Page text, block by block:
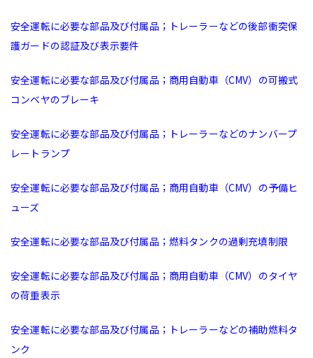
安全運転に必要な部品及び付属品；トレーラーなどの後部衝突保
護ガードの認証及び表示要件
安全運転に必要な部品及び付属品；商用自動車（CMV）の可搬式
コンベヤのブレーキ
安全運転に必要な部品及び付属品；トレーラーなどのナンバープ
レートランプ
安全運転に必要な部品及び付属品；商用自動車（CMV）の予備ヒ
ューズ
安全運転に必要な部品及び付属品；燃料タンクの過剰充填制限
安全運転に必要な部品及び付属品；商用自動車（CMV）のタイヤ
の荷重表示
安全運転に必要な部品及び付属品；トレーラーなどの補助燃料タ
ンク